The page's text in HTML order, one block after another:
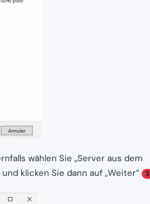
wählen Sie „Server aus dem
und klicken Sie dann auf „Weiter“ 3